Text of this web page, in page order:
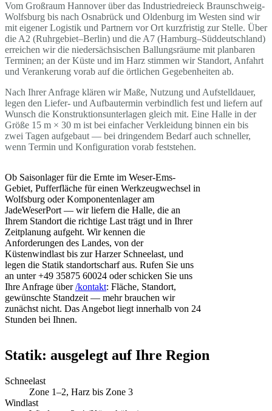
Vom Großraum Hannover über das Industriedreieck Braunschweig-
Wolfsburg bis nach Osnabrück und Oldenburg im Westen sind wir
mit eigener Logistik und Partnern vor Ort kurzfristig zur Stelle. Über
die A2 (Ruhrgebiet–Berlin) und die A7 (Hamburg–Süddeutschland)
erreichen wir die niedersächsischen Ballungsräume mit planbaren
Terminen; an der Küste und im Harz stimmen wir Standort, Anfahrt
und Verankerung vorab auf die örtlichen Gegebenheiten ab.
Nach Ihrer Anfrage klären wir Maße, Nutzung und Aufstelldauer,
legen den Liefer- und Aufbautermin verbindlich fest und liefern auf
Wunsch die Konstruktionsunterlagen gleich mit. Eine Halle in der
Größe 15 m × 30 m ist bei einfacher Verkleidung binnen ein bis
zwei Tagen aufgebaut — bei dringendem Bedarf auch schneller,
wenn Termin und Konfiguration vorab feststehen.
Ob Saisonlager für die Ernte im Weser-Ems-
Gebiet, Pufferfläche für einen Werkzeugwechsel in
Wolfsburg oder Komponentenlager am
JadeWeserPort — wir liefern die Halle, die an
Ihrem Standort die richtige Last trägt und in Ihrer
Zeitplanung aufgeht. Wir kennen die
Anforderungen des Landes, von der
Küstenwindlast bis zur Harzer Schneelast, und
legen die Statik standortscharf aus. Rufen Sie uns
an unter +49 35875 60024 oder schicken Sie uns
Ihre Anfrage über/kontakt: Fläche, Standort,
gewünschte Standzeit — mehr brauchen wir
zunächst nicht. Das Angebot liegt innerhalb von 24
Stunden bei Ihnen.
Statik: ausgelegt auf Ihre Region
Schneelast
Zone 1–2, Harz bis Zone 3
Windlast